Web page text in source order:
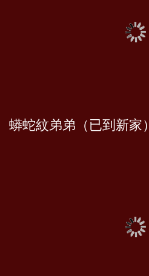
蟒蛇紋弟弟（已到新家）